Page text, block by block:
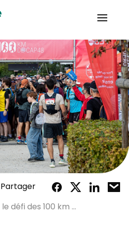
Partager
défi des 100 km ...